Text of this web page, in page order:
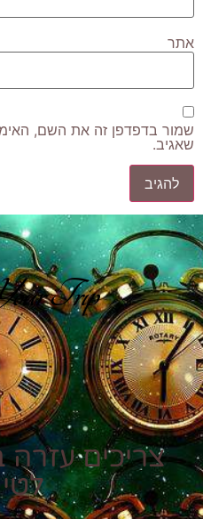
אתר
שמור בדפדפן זה את השם,
שאגיב.
Trip
צריכים עזרה